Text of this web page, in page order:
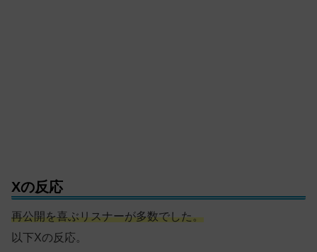
Xの反応
再公開を喜ぶリスナーが多数でした。
以下Xの反応。